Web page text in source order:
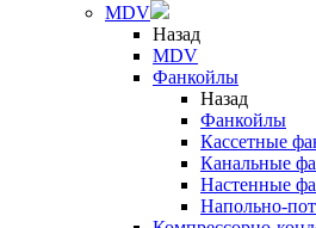
MDV
Назад
MDV
Фанкойлы
Назад
Фанкойлы
Кассетные
Канальные
Настенные
Напольно-